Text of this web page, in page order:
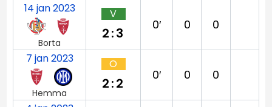
14 jan 2023
Borta
V
2:3
0′ 0 0
7 jan 2023
Hemma
O
2:2
0′ 0 0